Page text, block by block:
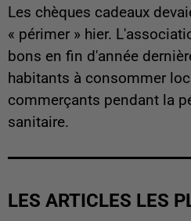
Les chèques cadeaux
« périmer » hier.
bons en fin d'année
habitants à consommer
commerçants pendant la
sanitaire.
LES ARTICLES LES